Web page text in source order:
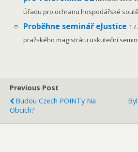
Úřadu pro ochranu hospodářské
Proběhne seminář eJustice
pražského magistrátu uskuteční
Previous Post
Budou Czech POINTy Na
Obcích?